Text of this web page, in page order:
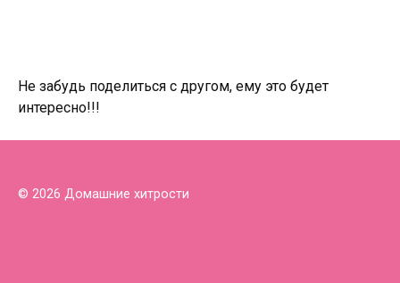
Не забудь поделиться с другом, ему это будет
интересно!!!
© 2026 Домашние хитрости